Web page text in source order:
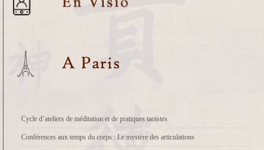
Cycle d’ateliers de méditation et de pratiques taoïstes
Conférences aux temps du corps : Le mystère des articulations